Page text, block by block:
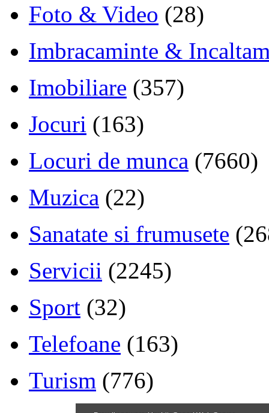
Foto & Video (28)
Imbracaminte &
Imobiliare (357)
Jocuri (163)
Locuri de munca (7660)
Muzica (22)
Sanatate si frumusete
Servicii (2245)
Sport (32)
Telefoane (163)
Turism (776)